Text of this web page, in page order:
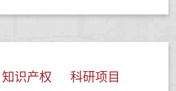
知识产权 科研项目